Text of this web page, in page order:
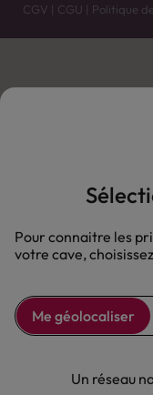
CGV | CGU | Politique
Vente uniquement en
L'ABUS D'ALCOOL EST
Pour connaitre les
votre cave,
Me géolocaliser
Un réseau